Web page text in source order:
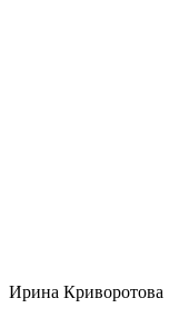
Ирина Криворотова